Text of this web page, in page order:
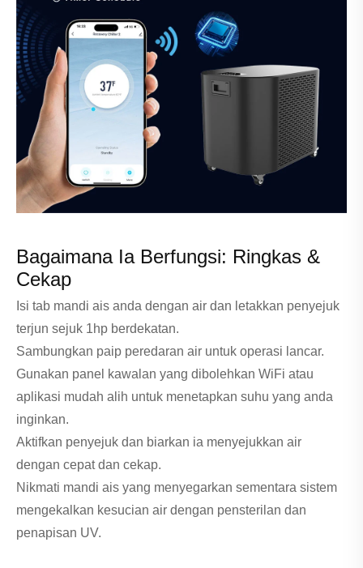
Bagaimana Ia Berfungsi: Ringkas &
Cekap
Isi tab mandi ais anda dengan air dan letakkan penyejuk
terjun sejuk 1hp berdekatan.
Sambungkan paip peredaran air untuk operasi lancar.
Gunakan panel kawalan yang dibolehkan WiFi atau
aplikasi mudah alih untuk menetapkan suhu yang anda
inginkan.
Aktifkan penyejuk dan biarkan ia menyejukkan air
dengan cepat dan cekap.
Nikmati mandi ais yang menyegarkan sementara sistem
mengekalkan kesucian air dengan pensterilan dan
penapisan UV.